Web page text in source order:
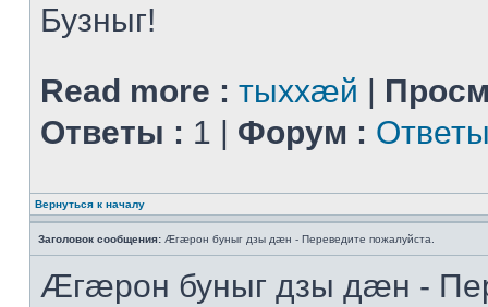
Бузныг!
Read more : тыххӕй |
Ответы : 1 | Форум :
Вернуться к началу
Заголовок сообщения: Æгæрон буныг дзы дæн - Переведите пожалуйста.
Æгæрон буныг дзы дæн -